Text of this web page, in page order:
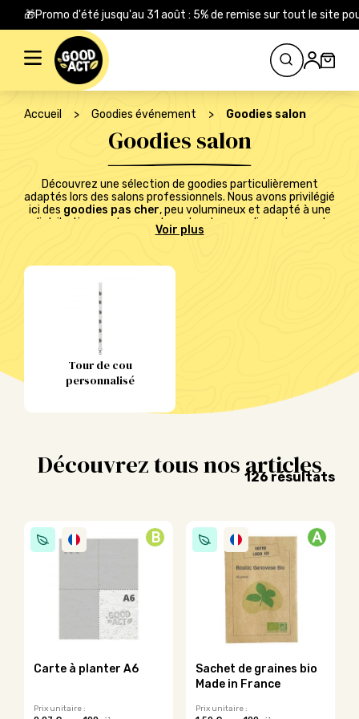
🎁Promo d'été jusqu'au 31 août : 5% de remise sur tout le site
Rechercher :
Accueil > Goodies événement > Goodies salon
Goodies salon
Découvrez une sélection de goodies particulièrement
adaptés lors des salons professionnels. Nous avons privilégié
ici des goodies pas cher, peu volumineux et adapté à une
distribution au plus grand nombre. Les goodies salon sont
indispensables si vous souhaitez vous assurer une présence
, parfaits pour identifier facilement vos
participants tout en véhiculant une image professionnelle
Tour de cou
personnalisé
Découvrez tous nos articles
126 résultats
B
Carte à planter A6
Prix unitaire :
A
Sachet de graines bio
Made in France
Prix unitaire :